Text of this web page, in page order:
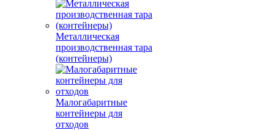
Металлическая
производственная тара
(контейнеры)
Малогабаритные
контейнеры для
отходов